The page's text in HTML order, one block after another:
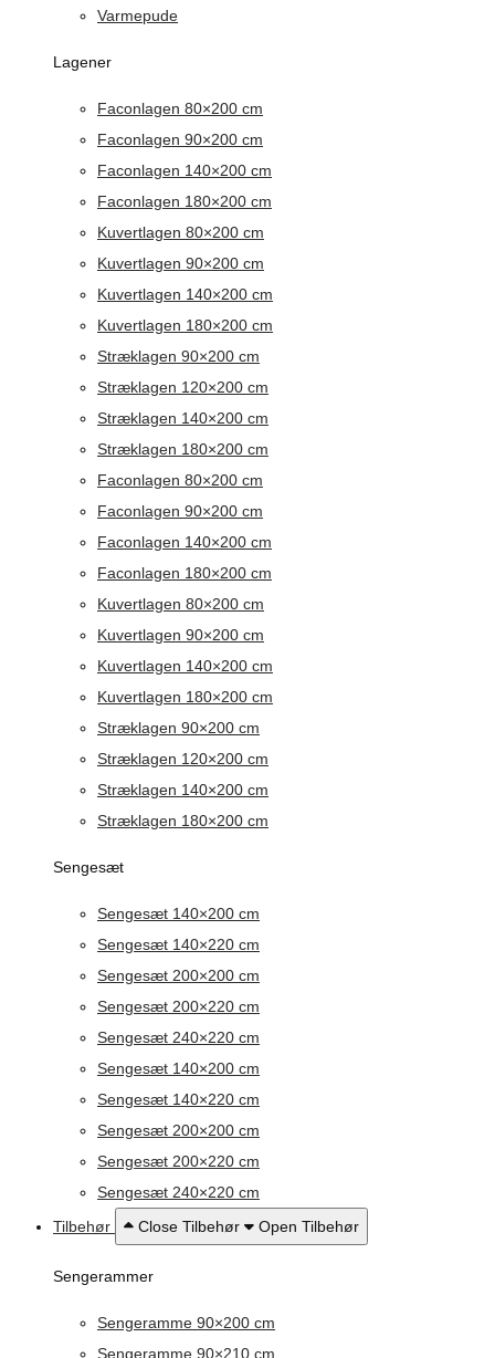
Varmepude
Lagener
Faconlagen 80×200 cm
Faconlagen 90×200 cm
Faconlagen 140×200 cm
Faconlagen 180×200 cm
Kuvertlagen 80×200 cm
Kuvertlagen 90×200 cm
Kuvertlagen 140×200 cm
Kuvertlagen 180×200 cm
Stræklagen 90×200 cm
Stræklagen 120×200 cm
Stræklagen 140×200 cm
Stræklagen 180×200 cm
Faconlagen 80×200 cm
Faconlagen 90×200 cm
Faconlagen 140×200 cm
Faconlagen 180×200 cm
Kuvertlagen 80×200 cm
Kuvertlagen 90×200 cm
Kuvertlagen 140×200 cm
Kuvertlagen 180×200 cm
Stræklagen 90×200 cm
Stræklagen 120×200 cm
Stræklagen 140×200 cm
Stræklagen 180×200 cm
Sengesæt
Sengesæt 140×200 cm
Sengesæt 140×220 cm
Sengesæt 200×200 cm
Sengesæt 200×220 cm
Sengesæt 240×220 cm
Sengesæt 140×200 cm
Sengesæt 140×220 cm
Sengesæt 200×200 cm
Sengesæt 200×220 cm
Sengesæt 240×220 cm
Tilbehør
Close Tilbehør Open Tilbehør
Sengerammer
Sengeramme 90×200 cm
Sengeramme 90×210 cm